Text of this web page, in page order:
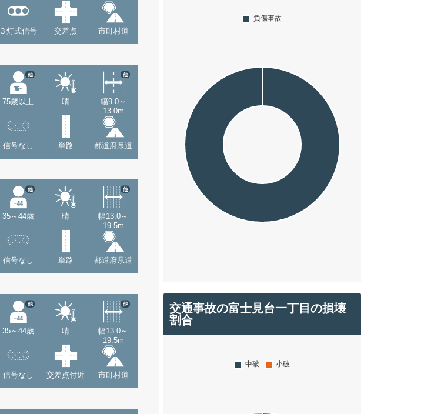
３灯式信号 交差点 市町村道
75歳以上
他
晴
幅9.0～
13.0m
他
信号なし 単路 都道府県道
35～44歳
他
晴
幅13.0～
19.5m
他
信号なし 単路 都道府県道
35～44歳
他
晴
幅13.0～
19.5m
他
信号なし 交差点付近 市町村道
交通事故の富士見台一丁目の損壊
割合